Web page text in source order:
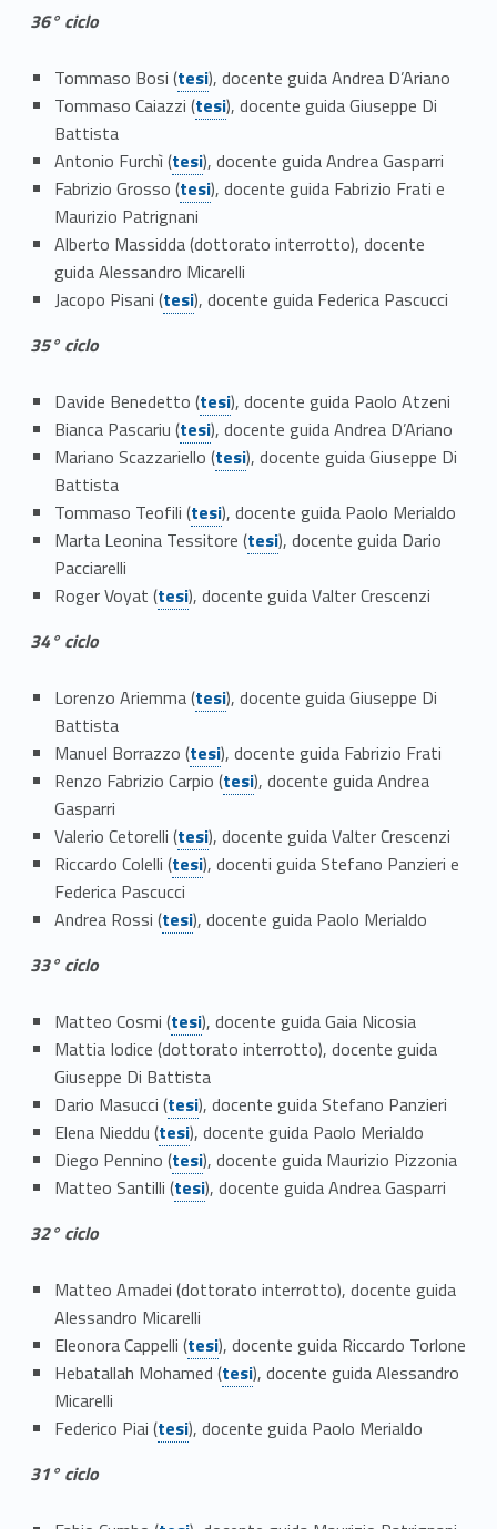
D
o
t
t
o
r
a
n
d
i
d
i
c
i
c
l
i
p
r
e
c
e
d
e
n
t
i
36° ciclo
Tommaso Bosi (Link identifier #identifier__7398-1
tesi), docente guida Andrea D’Ariano
Tommaso Caiazzi (Link identifier #identifier__146548-2
tesi), docente guida Giuseppe Di
Battista
Antonio Furchì (Link identifier #identifier__59880-3
tesi), docente guida Andrea Gasparri
Fabrizio Grosso (Link identifier #identifier__162573-4
tesi), docente guida Fabrizio Frati e
Maurizio Patrignani
Alberto Massidda (dottorato interrotto), docente
guida Alessandro Micarelli
Jacopo Pisani (Link identifier #identifier__30060-5
tesi), docente guida Federica Pascucci
35° ciclo
Davide Benedetto (Link identifier #identifier__19106-6
tesi), docente guida Paolo Atzeni
Bianca Pascariu (Link identifier #identifier__174860-7
tesi), docente guida Andrea D’Ariano
Mariano Scazzariello (Link identifier #identifier__74957-8
tesi), docente guida Giuseppe Di
Battista
Tommaso Teofili (Link identifier #identifier__128824-9
tesi), docente guida Paolo Merialdo
Marta Leonina Tessitore (Link identifier #identifier__70373-10
tesi), docente guida Dario
Pacciarelli
Roger Voyat (Link identifier #identifier__154445-11
tesi), docente guida Valter Crescenzi
34° ciclo
Lorenzo Ariemma (Link identifier #identifier__102147-12
tesi), docente guida Giuseppe Di
Battista
Manuel Borrazzo (Link identifier #identifier__32018-13
tesi), docente guida Fabrizio Frati
Renzo Fabrizio Carpio (Link identifier #identifier__141796-14
tesi), docente guida Andrea
Gasparri
Valerio Cetorelli (Link identifier #identifier__48707-15
tesi), docente guida Valter Crescenzi
Riccardo Colelli (Link identifier #identifier__48203-16
tesi), docenti guida Stefano Panzieri e
Federica Pascucci
Andrea Rossi (Link identifier #identifier__123860-17
tesi), docente guida Paolo Merialdo
33° ciclo
Matteo Cosmi (Link identifier #identifier__186563-18
tesi), docente guida Gaia Nicosia
Mattia Iodice (dottorato interrotto), docente guida
Giuseppe Di Battista
Dario Masucci (Link identifier #identifier__22967-19
tesi), docente guida Stefano Panzieri
Elena Nieddu (Link identifier #identifier__54329-20
tesi), docente guida Paolo Merialdo
Diego Pennino (Link identifier #identifier__4739-21
tesi), docente guida Maurizio Pizzonia
Matteo Santilli (Link identifier #identifier__2851-22
tesi), docente guida Andrea Gasparri
32° ciclo
Matteo Amadei (dottorato interrotto), docente guida
Alessandro Micarelli
Eleonora Cappelli (Link identifier #identifier__76922-23
tesi), docente guida Riccardo Torlone
Hebatallah Mohamed (Link identifier #identifier__594-24
tesi), docente guida Alessandro
Micarelli
Federico Piai (Link identifier #identifier__153727-25
tesi), docente guida Paolo Merialdo
31° ciclo
Link identifier #identifier__21970-26